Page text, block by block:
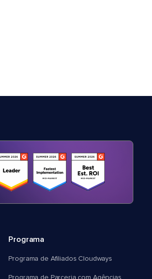
Programa
Programa de Afiliados Cloudways